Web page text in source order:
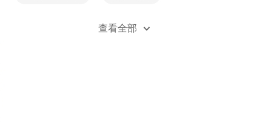
死刑辩护
查看全部